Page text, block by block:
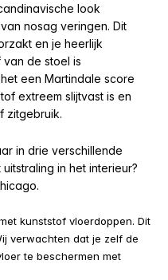
look
nosag veringen. Dit
en je heerlijk
de stoel is
een Martindale score
extreem slijtvast is en
zitgebruik.
in drie verschillende
in het interieur?
kunststof vloerdoppen. Dit
verwachten dat je zelf de
te beschermen met